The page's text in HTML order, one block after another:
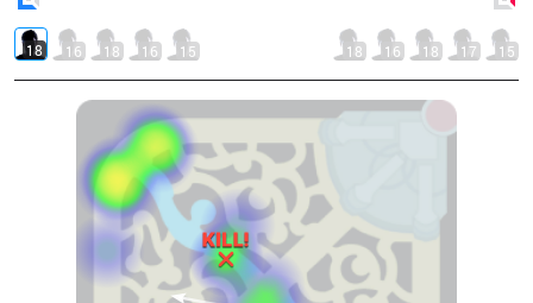
18 16 18 16 15 18 16 18 17 15